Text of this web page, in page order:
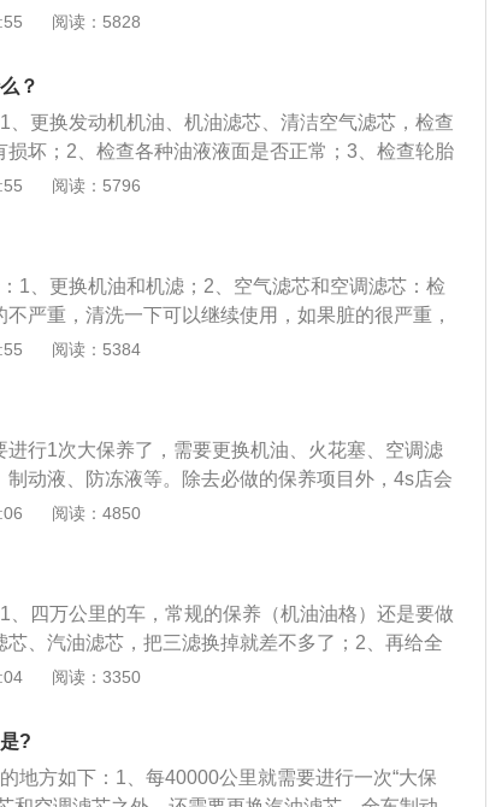
箱；6、清洗发动机和节气门；7、清洗空调系统。
养需要携带车主身份证、车辆行驶证、车辆保养手
阅读：5828
？
、更换发动机机油、机油滤芯、清洁空气滤芯，检查
损坏；2、检查各种油液液面是否正常；3、检查轮胎
、鼓包、损坏；4、检查汽车底盘，包括刹车片、
车辆处于优良的性能状态；2、提高车辆的效率，降
增加行车安全；4、避免车辆发生问题导致产生危
境的污染；6、保持车辆外观整洁，防止损伤。
阅读：5796
1、更换机油和机滤；2、空气滤芯和空调滤芯：检
严重，清洗一下可以继续使用，如果脏的很严重，
：很多车型到达四万公里要求更换燃油滤芯；4、重
四万公里应该及时更换电瓶；6、更换火花塞；7、
况下四万公里不需要更换，但是如果发现异常就需要
阅读：5384
行1次大保养了，需要更换机油、火花塞、空调滤
动液、防冻液等。除去必做的保养项目外，4s店会
的应用状况来确认配件是否要拆换，还需要检查汽
定的时间或里程后，为了保证车辆的性能及安全系
检查及维护，也就是我们今天要提的大保养及小保
用机油和机油滤芯的有效时间或里程（一般情况是
牌级别的矿物质机油、半合成机油、全合成机油有效
为标准。小保养项目：1.更换机油；2.拆换机油滤
度及冰点，清洁散热器表层；2、检查蓄电池状况及
系统是否有漏油，摩擦片是不是在规定厚度以内。
项目，是基于小保养的存在（一般情况是两万公里
阅读：4850
、四万公里的车，常规的保养（机油油格）还是要做
芯、汽油滤芯，把三滤换掉就差不多了；2、再给全
的就补充，该清洗的就清洗，也就OK了；3、汽车
胎表面和气压、机油尺度、冷却水位、刹车油位。
阅读：3350
?
地方如下：1、每40000公里就需要进行一次“大保